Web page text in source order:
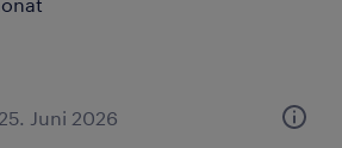
Juni 2026